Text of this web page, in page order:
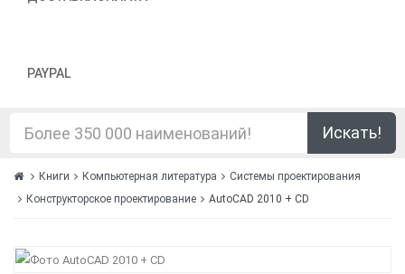
PAYPAL
Искать!
Книги Компьютерная литература
Системы проектирования
Конструкторское проектирование
AutoCAD 2010 + CD